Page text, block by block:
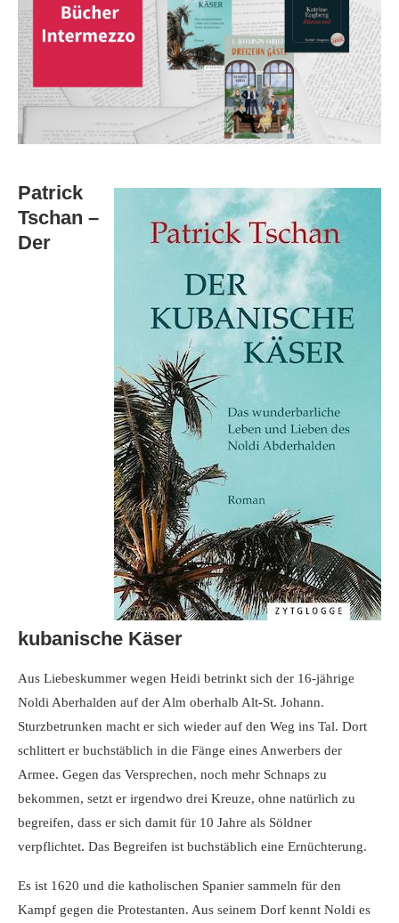
Patrick
Tschan –
Der
kubanische Käser
Aus Liebeskummer wegen Heidi betrinkt sich der 16-jährige
Noldi Aberhalden auf der Alm oberhalb Alt-St. Johann.
Sturzbetrunken macht er sich wieder auf den Weg ins Tal. Dort
schlittert er buchstäblich in die Fänge eines Anwerbers der
Armee. Gegen das Versprechen, noch mehr Schnaps zu
bekommen, setzt er irgendwo drei Kreuze, ohne natürlich zu
begreifen, dass er sich damit für 10 Jahre als Söldner
verpflichtet. Das Begreifen ist buchstäblich eine Ernüchterung.
Es ist 1620 und die katholischen Spanier sammeln für den
Kampf gegen die Protestanten. Aus seinem Dorf kennt Noldi es